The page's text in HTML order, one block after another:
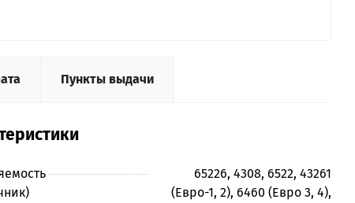
Пункты выдачи
65226, 4308, 6522, 43261
(Евро-1, 2), 6460 (Евро 3, 4),